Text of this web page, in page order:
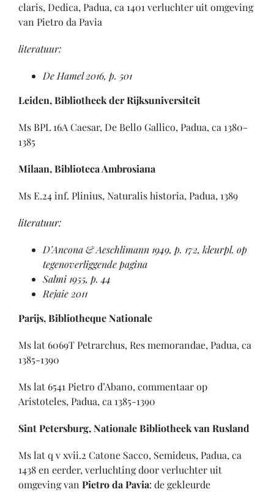
claris, Dedica, Padua, ca 1401 verluchter uit omgeving
van Pietro da Pavia
literatuur:
De Hamel 2016, p. 501
Leiden, Bibliotheek der Rijksuniversiteit
Ms BPL 16A Caesar, De Bello Gallico, Padua, ca 1380-
1385
Milaan, Biblioteca Ambrosiana
Ms E.24 inf. Plinius, Naturalis historia, Padua, 1389
literatuur:
D’Ancona & Aeschlimann 1949, p. 172, kleurpl. op
tegenoverliggende pagina
Salmi 1955, p. 44
Rejaie 2011
Parijs, Bibliotheque Nationale
Ms lat 6069T Petrarchus, Res memorandae, Padua, ca
1385-1390
Ms lat 6541 Pietro d’Abano, commentaar op
Aristoteles, Padua, ca 1385-1390
Sint Petersburg, Nationale Bibliotheek van Rusland
Ms lat q v xvii.2 Catone Sacco, Semideus, Padua, ca
1438 en eerder, verluchting door verluchter uit
omgeving van Pietro da Pavia: de gekleurde